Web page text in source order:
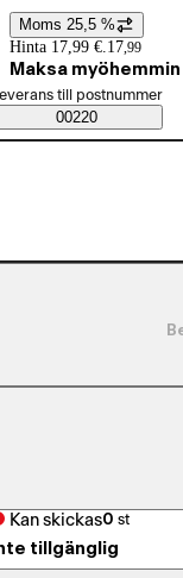
Prisinformation
Moms 25,5 %
Hinta 17,99 €. 17,99
Maksa
Saatavuustiedot
beställningssätt
till postnummer
00220
Kan skickas0 st
tillgänglig